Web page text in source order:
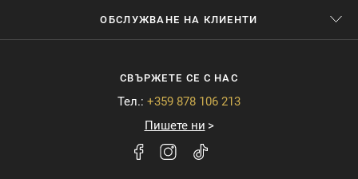
ОБСЛУЖВАНЕ НА КЛИЕНТИ
СВЪРЖЕТЕ СЕ С НАС
Тел.: +359 878 106 213
Пишете ни